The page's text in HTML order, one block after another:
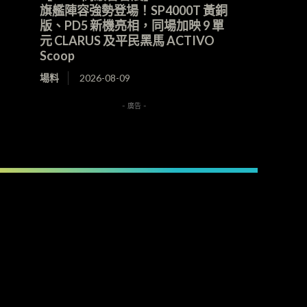
旗艦陣容強勢登場！SP4000T 黃銅
版、PD5 新機亮相，同場加映 9 單
元 CLARUS 及平民黑馬 ACTIVO
Scoop
場料 2026-08-09
- 廣告 -